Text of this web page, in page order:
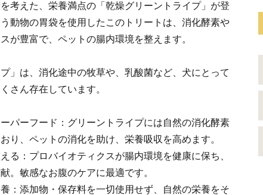
考えた、栄養満点の「乾燥グリーントライプ」が登
動物の胃袋を使用したこのトリートは、消化酵素や
が豊富で、ペットの腸内環境を整えます。
プ」は、消化途中の牧草や、乳酸菌など、犬にとって
さん存在しています。
パーフード：グリーントライプには自然の消化酵素
り、ペットの消化を助け、栄養吸収を高めます。
る：プロバイオティクスが腸内環境を健康に保ち、
。敏感なお腹のケアに最適です。
：添加物・保存料を一切使用せず、自然の栄養をそ